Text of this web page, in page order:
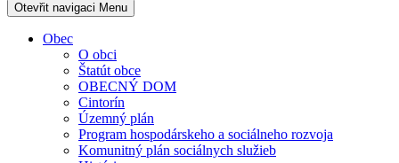
Otevřit navigaci Menu
Obec
O obci
Štatút obce
OBECNÝ DOM
Cintorín
Územný plán
Program hospodárskeho a sociálneho rozvoja
Komunitný plán sociálnych služieb